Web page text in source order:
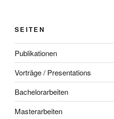
SEITEN
Publikationen
Vorträge / Presentations
Bachelorarbeiten
Masterarbeiten